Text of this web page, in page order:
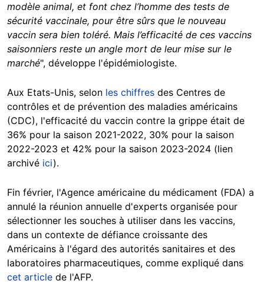
modèle animal, et font chez l’homme des tests de
sécurité vaccinale, pour être sûrs que le nouveau
vaccin sera bien toléré. Mais l’efficacité de ces vaccins
saisonniers reste un angle mort de leur mise sur le
marché", développe l'épidémiologiste.
Aux Etats-Unis, selon les chiffres des Centres de
contrôles et de prévention des maladies américains
(CDC), l'efficacité du vaccin contre la grippe était de
36% pour la saison 2021-2022, 30% pour la saison
2022-2023 et 42% pour la saison 2023-2024 (lien
archivé ici).
Fin février, l'Agence américaine du médicament (FDA) a
annulé la réunion annuelle d'experts organisée pour
sélectionner les souches à utiliser dans les vaccins,
dans un contexte de défiance croissante des
Américains à l'égard des autorités sanitaires et des
laboratoires pharmaceutiques, comme expliqué dans
cet article de l'AFP.